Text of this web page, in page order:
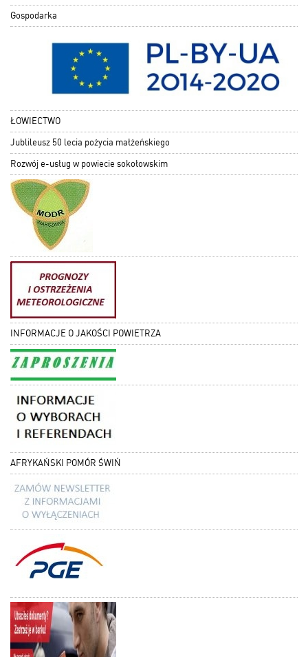
Gospodarka
ŁOWIECTWO
Jublileusz 50 lecia pożycia małżeńskiego
Rozwój e-usług w powiecie sokołowskim
INFORMACJE O JAKOŚCI POWIETRZA
AFRYKAŃSKI POMÓR ŚWIŃ